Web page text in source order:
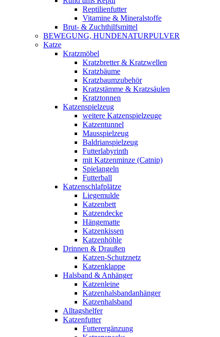
Reptilienfutter
Vitamine & Mineralstoffe
Brut- & Zuchthilfsmittel
BEWEGUNG, HUNDENATURPULVER
Katze
Kratzmöbel
Kratzbretter & Kratzwellen
Kratzbäume
Kratzbaumzubehör
Kratzstämme & Kratzsäulen
Kratztonnen
Katzenspielzeug
weitere Katzenspielzeuge
Katzentunnel
Mausspielzeug
Baldrianspielzeug
Futterlabyrinth
mit Katzenminze (Catnip)
Spielangeln
Futterball
Katzenschlafplätze
Liegemulde
Katzenbett
Katzendecke
Hängematte
Katzenkissen
Katzenhöhle
Drinnen & Draußen
Katzen-Schutznetz
Katzenklappe
Halsband & Anhänger
Katzenleine
Katzenhalsbandanhänger
Katzenhalsband
Alltagshelfer
Katzenfutter
Futterergänzung